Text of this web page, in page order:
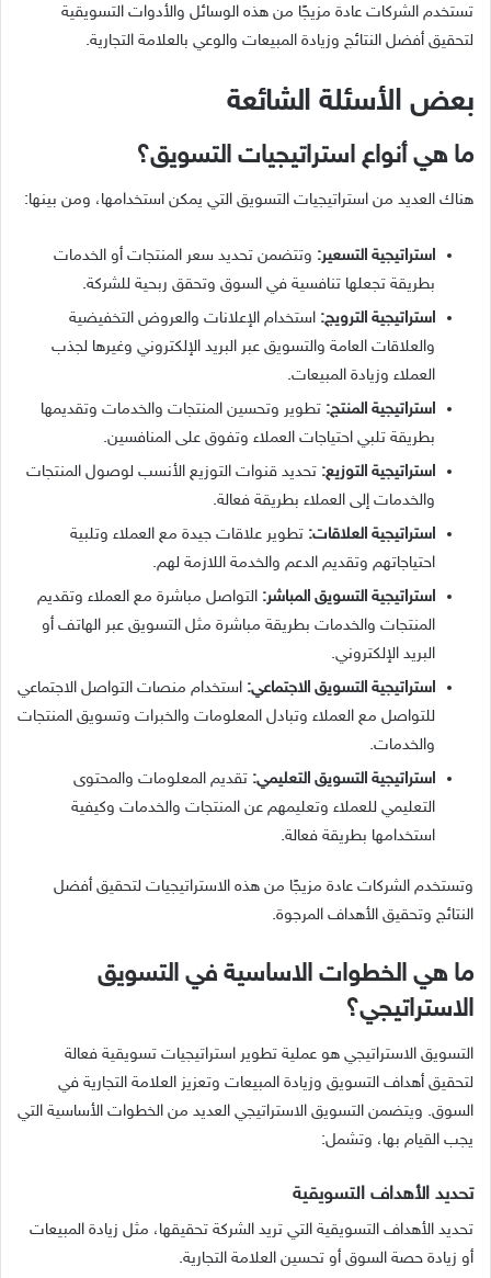
تستخدم الشركات عادة مزيجًا من هذه الوسائل والأدوات التسويقية
لتحقيق أفضل النتائج وزيادة المبيعات والوعي بالعلامة التجارية.
بعض الأسئلة الشائعة
ما هي أنواع استراتيجيات التسويق؟
هناك العديد من استراتيجيات التسويق التي يمكن استخدامها، ومن بينها:
استراتيجية التسعير: وتتضمن تحديد سعر المنتجات أو الخدمات
بطريقة تجعلها تنافسية في السوق وتحقق ربحية للشركة.
استراتيجية الترويج: استخدام الإعلانات والعروض التخفيضية
والعلاقات العامة والتسويق عبر البريد الإلكتروني وغيرها لجذب
العملاء وزيادة المبيعات.
استراتيجية المنتج: تطوير وتحسين المنتجات والخدمات وتقديمها
بطريقة تلبي احتياجات العملاء وتفوق على المنافسين.
استراتيجية التوزيع: تحديد قنوات التوزيع الأنسب لوصول المنتجات
والخدمات إلى العملاء بطريقة فعالة.
استراتيجية العلاقات: تطوير علاقات جيدة مع العملاء وتلبية
احتياجاتهم وتقديم الدعم والخدمة اللازمة لهم.
استراتيجية التسويق المباشر: التواصل مباشرة مع العملاء وتقديم
المنتجات والخدمات بطريقة مباشرة مثل التسويق عبر الهاتف أو
البريد الإلكتروني.
استراتيجية التسويق الاجتماعي: استخدام منصات التواصل الاجتماعي
للتواصل مع العملاء وتبادل المعلومات والخبرات وتسويق المنتجات
والخدمات.
استراتيجية التسويق التعليمي: تقديم المعلومات والمحتوى
التعليمي للعملاء وتعليمهم عن المنتجات والخدمات وكيفية
استخدامها بطريقة فعالة.
وتستخدم الشركات عادة مزيجًا من هذه الاستراتيجيات لتحقيق أفضل
النتائج وتحقيق الأهداف المرجوة.
ما هي الخطوات الاساسية في التسويق
الاستراتيجي؟
التسويق الاستراتيجي هو عملية تطوير استراتيجيات تسويقية فعالة
لتحقيق أهداف التسويق وزيادة المبيعات وتعزيز العلامة التجارية في
السوق. ويتضمن التسويق الاستراتيجي العديد من الخطوات الأساسية التي
يجب القيام بها، وتشمل:
تحديد الأهداف التسويقية
تحديد الأهداف التسويقية التي تريد الشركة تحقيقها، مثل زيادة المبيعات
أو زيادة حصة السوق أو تحسين العلامة التجارية.